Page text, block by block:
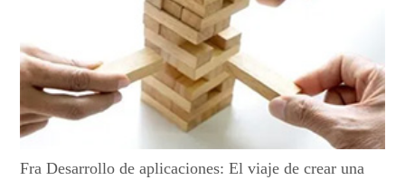
Fra Desarrollo de aplicaciones: El viaje de crear una